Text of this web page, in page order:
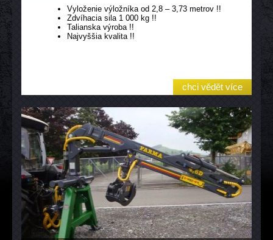
Vyloženie výložníka od 2,8 – 3,73 metrov !!
Zdvíhacia sila 1 000 kg !!
Talianska výroba !!
Najvyššia kvalita !!
chci vědět více